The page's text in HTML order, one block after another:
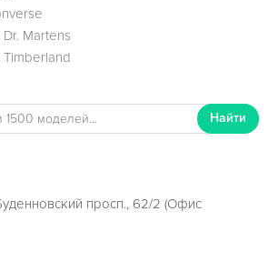
Martens
Найти
просп., 62/2 (Офис